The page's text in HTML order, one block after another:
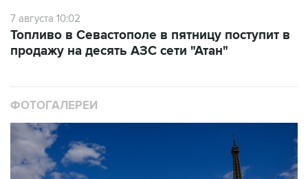
7 августа 10:02
Топливо в Севастополе в пятницу поступит в
продажу на десять АЗС сети "Атан"
ФОТОГАЛЕРЕИ